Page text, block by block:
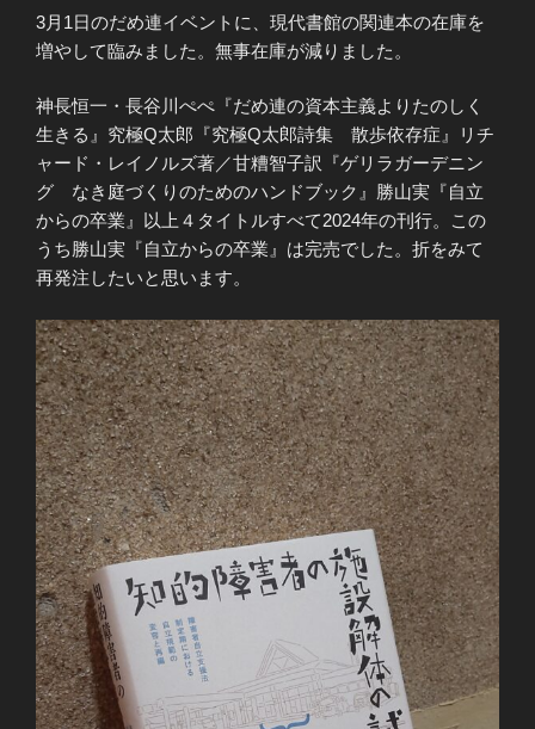
3月1日のだめ連イベントに、現代書館の関連本の在庫を
増やして臨みました。無事在庫が減りました。
神長恒一・長谷川ぺぺ『だめ連の資本主義よりたのしく
生きる』究極Q太郎『究極Q太郎詩集 散歩依存症』リチ
ャード・レイノルズ著／甘糟智子訳『ゲリラガーデニン
グ なき庭づくりのためのハンドブック』勝山実『自立
からの卒業』以上４タイトルすべて2024年の刊行。この
うち勝山実『自立からの卒業』は完売でした。折をみて
再発注したいと思います。